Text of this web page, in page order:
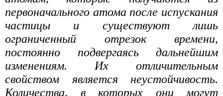
первоначального атома после испускания
частицы и существуют лишь
ограниченный отрезок времени,
постоянно подвергаясь дальнейшим
изменениям. Их отличительным
свойством является неустойчивость.
Количества, в которых они могут